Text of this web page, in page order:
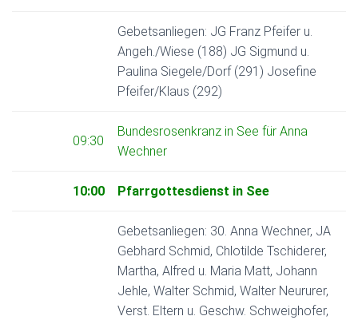
Gebetsanliegen: JG Franz Pfeifer u.
Angeh./Wiese (188) JG Sigmund u.
Paulina Siegele/Dorf (291) Josefine
Pfeifer/Klaus (292)
09:30
Bundesrosenkranz in See für Anna
Wechner
10:00 Pfarrgottesdienst in See
Gebetsanliegen: 30. Anna Wechner, JA
Gebhard Schmid, Chlotilde Tschiderer,
Martha, Alfred u. Maria Matt, Johann
Jehle, Walter Schmid, Walter Neururer,
Verst. Eltern u. Geschw. Schweighofer,